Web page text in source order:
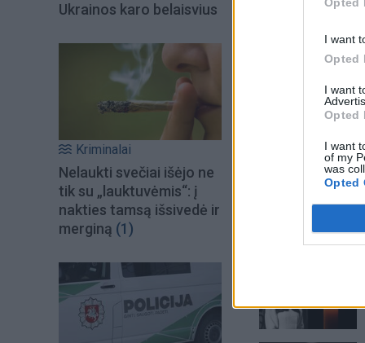
I want
Opted
I want
Opted
I want
of my
was
Opted
Ukrainos karo belaisvius
Kriminalai
Nelaukti svečiai išėjo ne
tik su „lauktuvėmis“: į
nakties tamsą išsivedė ir
merginą (1)
Šiuo metu